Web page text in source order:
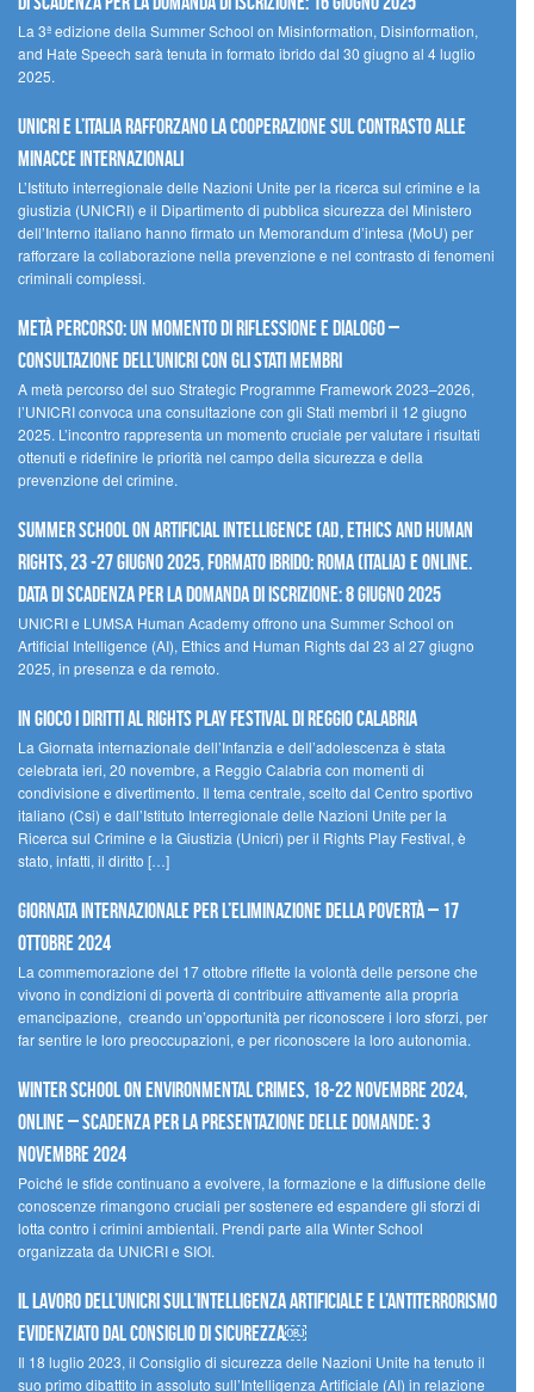
La 3ª edizione della Summer School on Misinformation, Disinformation,
and Hate Speech sarà tenuta in formato ibrido dal 30 giugno al 4 luglio
2025.
UNICRI e l’Italia rafforzano la cooperazione sul contrasto alle
minacce internazionali
L’Istituto interregionale delle Nazioni Unite per la ricerca sul crimine e la
giustizia (UNICRI) e il Dipartimento di pubblica sicurezza del Ministero
dell’Interno italiano hanno firmato un Memorandum d’intesa (MoU) per
rafforzare la collaborazione nella prevenzione e nel contrasto di fenomeni
criminali complessi.
Metà percorso: un momento di riflessione e dialogo –
Consultazione dell’UNICRI con gli Stati membri
A metà percorso del suo Strategic Programme Framework 2023–2026,
l’UNICRI convoca una consultazione con gli Stati membri il 12 giugno
2025. L’incontro rappresenta un momento cruciale per valutare i risultati
ottenuti e ridefinire le priorità nel campo della sicurezza e della
prevenzione del crimine.
Summer School on Artificial Intelligence (AI), Ethics and Human
Rights, 23 -27 giugno 2025, Formato Ibrido: Roma (Italia) e online.
Data di scadenza per la domanda di iscrizione: 8 giugno 2025
UNICRI e LUMSA Human Academy offrono una Summer School on
Artificial Intelligence (AI), Ethics and Human Rights dal 23 al 27 giugno
2025, in presenza e da remoto.
In gioco i diritti al Rights Play Festival di Reggio Calabria
La Giornata internazionale dell’Infanzia e dell’adolescenza è stata
celebrata ieri, 20 novembre, a Reggio Calabria con momenti di
condivisione e divertimento. Il tema centrale, scelto dal Centro sportivo
italiano (Csi) e dall’Istituto Interregionale delle Nazioni Unite per la
Ricerca sul Crimine e la Giustizia (Unicri) per il Rights Play Festival, è
stato, infatti, il diritto […]
Giornata internazionale per l’eliminazione della povertà – 17
ottobre 2024
La commemorazione del 17 ottobre riflette la volontà delle persone che
vivono in condizioni di povertà di contribuire attivamente alla propria
emancipazione, creando un’opportunità per riconoscere i loro sforzi, per
far sentire le loro preoccupazioni, e per riconoscere la loro autonomia.
Winter School on Environmental Crimes, 18-22 novembre 2024,
Online – Scadenza per la presentazione delle domande: 3
novembre 2024
Poiché le sfide continuano a evolvere, la formazione e la diffusione delle
conoscenze rimangono cruciali per sostenere ed espandere gli sforzi di
lotta contro i crimini ambientali. Prendi parte alla Winter School
organizzata da UNICRI e SIOI.
Il lavoro dell’UNICRI sull’intelligenza artificiale e l’antiterrorismo
evidenziato dal Consiglio di Sicurezza￼
Il 18 luglio 2023, il Consiglio di sicurezza delle Nazioni Unite ha tenuto il
suo primo dibattito in assoluto sull’Intelligenza Artificiale (AI) in relazione